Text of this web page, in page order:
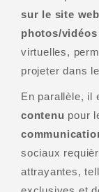
sur le site
photos/
virtuelles,
projeter dans
En parallèle, il
contenu pour
sociaux
attrayantes,